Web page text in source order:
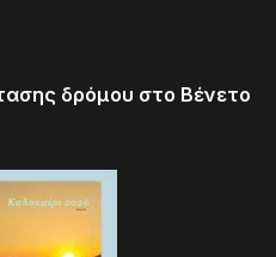
δρόμου στο Βένετο